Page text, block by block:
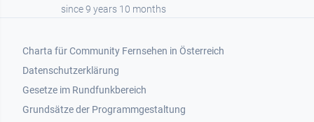
since 9 years 10 months
Footer 1
Charta für Community Fernsehen in Österreich
Datenschutzerklärung
Gesetze im Rundfunkbereich
Grundsätze der Programmgestaltung